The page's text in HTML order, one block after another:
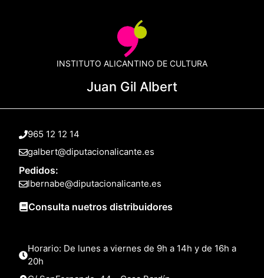
INSTITUTO ALICANTINO DE CULTURA
Juan Gil Albert
965 12 12 14
galbert@diputacionalicante.es
Pedidos:
lbernabe@diputacionalicante.es
Consulta nuetros distribuidores
Horario: De lunes a viernes de 9h a 14h y de 16h a
20h